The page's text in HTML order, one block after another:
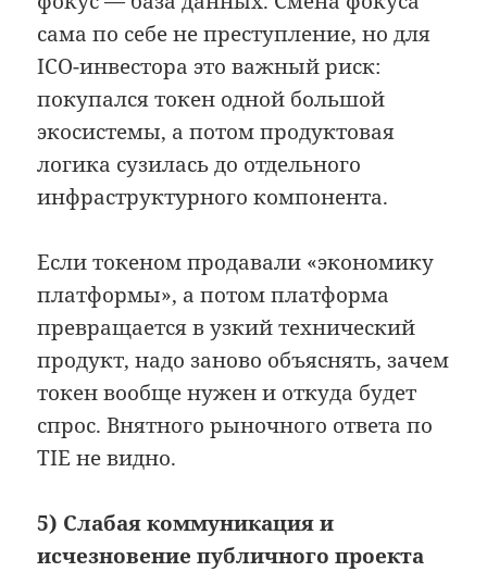
сама по себе не преступление, но для
ICO-инвестора это важный риск:
покупался токен одной большой
экосистемы, а потом продуктовая
логика сузилась до отдельного
инфраструктурного компонента.
Если токеном продавали «экономику
платформы», а потом платформа
превращается в узкий технический
продукт, надо заново объяснять, зачем
токен вообще нужен и откуда будет
спрос. Внятного рыночного ответа по
TIE не видно.
5) Слабая коммуникация и
исчезновение публичного проекта